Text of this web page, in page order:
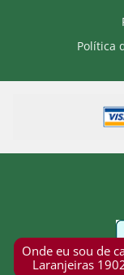
Onde eu sou de
Laranjeiras
Política